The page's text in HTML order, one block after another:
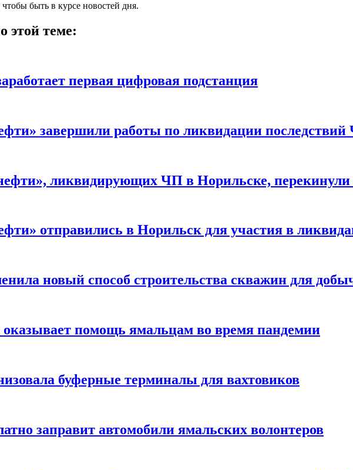
быть в курсе новостей дня.
этой теме:
первая цифровая подстанция
завершили работы по ликвидации
ликвидирующих ЧП в Норильске, перекинули
отправились в Норильск для участия в
новый способ строительства скважин для
помощь ямальцам во время пандемии
буферные терминалы для вахтовиков
заправит автомобили ямальских волонтеров